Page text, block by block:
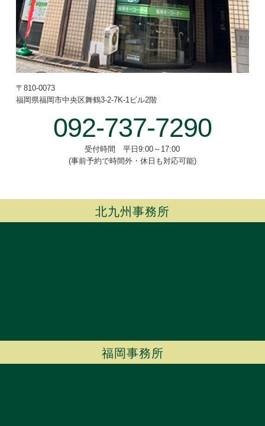
〒810-0073
福岡県福岡市中央区舞鶴3-2-7K-1ビル2階
092-737-7290
受付時間 平日9:00～17:00
(事前予約で時間外・休日も対応可能)
北九州事務所
福岡事務所